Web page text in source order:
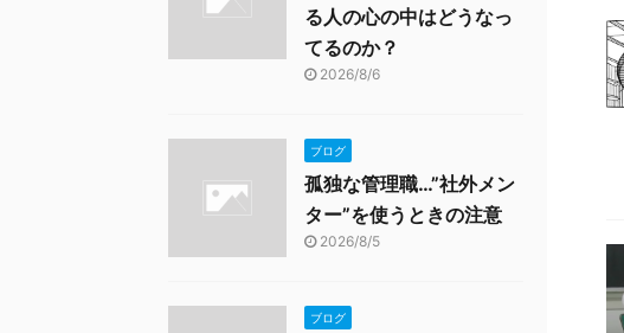
る人の心の中はどうなっ
てるのか？
2026/8/6
ブログ
孤独な管理職…”社外メン
ター”を使うときの注意
2026/8/5
ブログ